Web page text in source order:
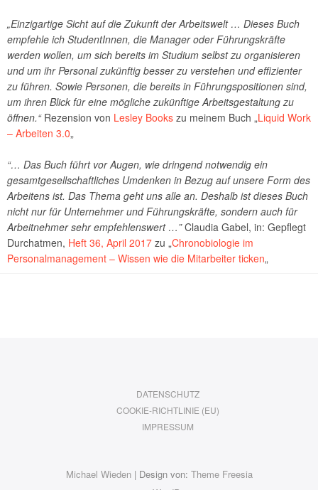
„Einzigartige Sicht auf die Zukunft der Arbeitswelt … Dieses Buch
empfehle ich StudentInnen, die Manager oder Führungskräfte
werden wollen, um sich bereits im Studium selbst zu organisieren
und um ihr Personal zukünftig besser zu verstehen und effizienter
zu führen. Sowie Personen, die bereits in Führungspositionen sind,
um ihren Blick für eine mögliche zukünftige Arbeitsgestaltung zu
öffnen.“ Rezension von Lesley Books zu meinem Buch „Liquid Work
– Arbeiten 3.0„
“… Das Buch führt vor Augen, wie dringend notwendig ein
gesamtgesellschaftliches Umdenken in Bezug auf unsere Form des
Arbeitens ist. Das Thema geht uns alle an. Deshalb ist dieses Buch
nicht nur für Unternehmer und Führungskräfte, sondern auch für
Arbeitnehmer sehr empfehlenswert …”Claudia Gabel, in: Gepflegt
Durchatmen, Heft 36, April 2017 zu „Chronobiologie im
Personalmanagement – Wissen wie die Mitarbeiter ticken„
DATENSCHUTZ
COOKIE-RICHTLINIE (EU)
IMPRESSUM
Michael Wieden| Design von: Theme Freesia